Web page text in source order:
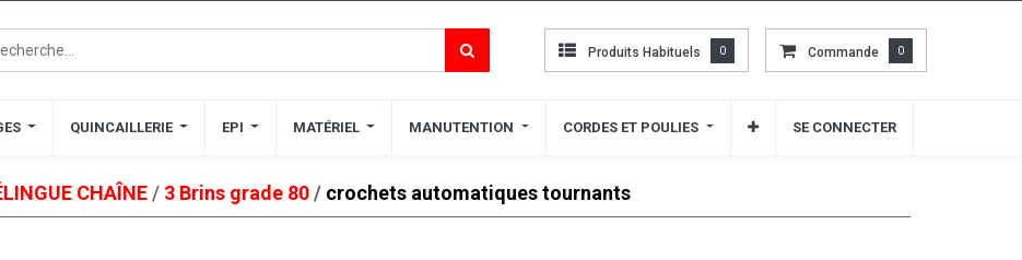
Produits Habituels 0 Commande 0
QUINCAILLERIE EPI MATÉRIEL MANUTENTION CORDES ET POULIES SE CONNECTER
Produits Habituels 0 Commande 0
QUINCAILLERIE EPI MATÉRIEL MANUTENTION CORDES ET POULIES SE CONNECTER
CHAÎNE / 3 Brins grade 80/ crochets automatiques tournants